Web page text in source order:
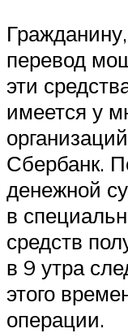
перевод
эти
имеется у
Сбербанк.
денежной
в
средств
в 9 утра
этого
операции.